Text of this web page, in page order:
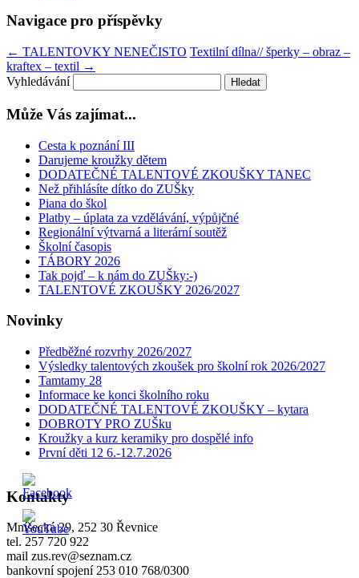
Navigace pro příspěvky
← TALENTOVKY NENEČISTO Textilní dílna// šperky – obraz –
kraftex – textil →
Vyhledávání
Může Vás zajímat...
Cesta k poznání III
Darujeme kroužky dětem
DODATEČNÉ TALENTOVÉ ZKOUŠKY TANEC
Než přihlásíte dítko do ZUŠky
Piana do škol
Platby – úplata za vzdělávání, výpůjčné
Regionální výtvarná a literární soutěž
Školní časopis
TÁBORY 2026
Tak pojď – k nám do ZUŠky:-)
TALENTOVÉ ZKOUŠKY 2026/2027
Novinky
Předběžné rozvrhy 2026/2027
Výsledky talentových zkoušek pro školní rok 2026/2027
Tamtamy 28
Informace ke konci školního roku
DODATEČNÉ TALENTOVÉ ZKOUŠKY – kytara
DOBROTY PRO ZUŠku
Kroužky a kurz keramiky pro dospělé info
První děti 12 6.-12.7.2026
Kontakty
Mníšecká 29, 252 30 Řevnice
tel. 257 720 922
mail zus.rev@seznam.cz
bankovní spojení 253 010 768/0300